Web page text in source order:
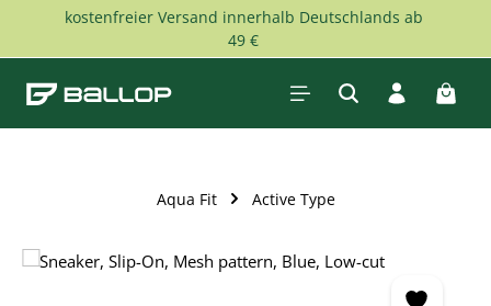
Zum Hauptinhalt springen
kostenfreier Versand innerhalb Deutschlands ab
49 €
Aqua Fit Active Type
Bildergalerie überspringen